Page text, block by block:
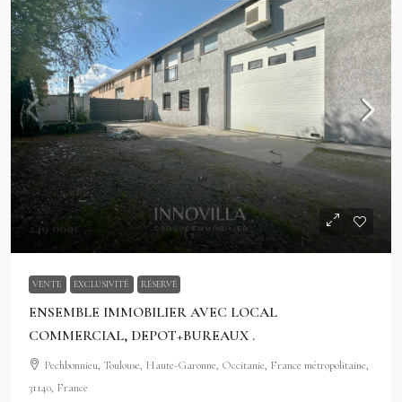
249 000€
VENTE EXCLUSIVITÉ RÉSERVÉ
ENSEMBLE IMMOBILIER AVEC LOCAL
COMMERCIAL, DEPOT+BUREAUX .
Pechbonnieu, Toulouse, Haute-Garonne, Occitanie, France métropolitaine,
31140, France